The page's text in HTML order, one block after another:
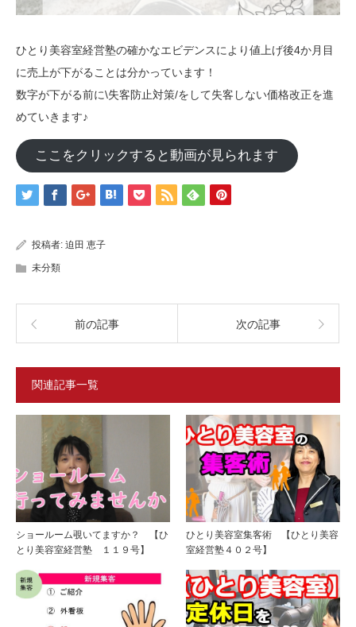
ひとり美容室経営塾の確かなエビデンスにより値上げ後4か月目
に売上が下がることは分かっています！
数字が下がる前に\失客防止対策/をして失客しない価格改正を進
めていきます♪
ここをクリックすると動画が見られます
投稿者: 迫田 恵子
未分類
前の記事 次の記事
関連記事一覧
ショールーム覗いてますか？ 【ひ
とり美容室経営塾 １１９号】
ひとり美容室集客術 【ひとり美容
室経営塾４０２号】